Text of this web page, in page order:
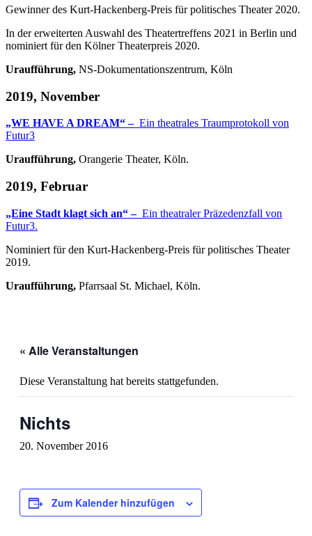
Gewinner des Kurt-Hackenberg-Preis für politisches Theater 2020.
In der erweiterten Auswahl des Theatertreffens 2021 in Berlin und
nominiert für den Kölner Theaterpreis 2020.
Uraufführung, NS-Dokumentationszentrum, Köln
2019, November
„WE HAVE A DREAM“ – Ein theatrales Traumprotokoll von
Futur3
Uraufführung, Orangerie Theater, Köln.
2019, Februar
„Eine Stadt klagt sich an“ – Ein theatraler Präzedenzfall von
Futur3.
Nominiert für den Kurt-Hackenberg-Preis für politisches Theater
2019.
Uraufführung, Pfarrsaal St. Michael, Köln.
« Alle Veranstaltungen
Diese Veranstaltung hat bereits stattgefunden.
Nichts
20. November 2016
Zum Kalender hinzufügen